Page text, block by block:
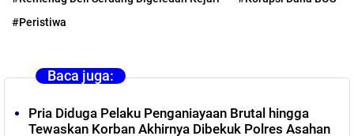
#Peristiwa
Baca juga:
Pria Diduga Pelaku Penganiayaan Brutal hingga
Tewaskan Korban Akhirnya Dibekuk Polres Asahan